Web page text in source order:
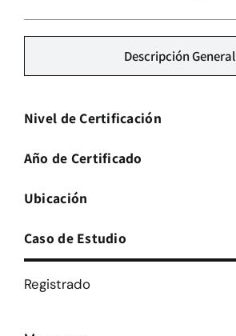
Descripción General
Nivel de Certificación
Año de Certificado
Ubicación
Caso de Estudio
Registrado